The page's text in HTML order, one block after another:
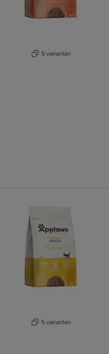
5 varianten
5 varianten